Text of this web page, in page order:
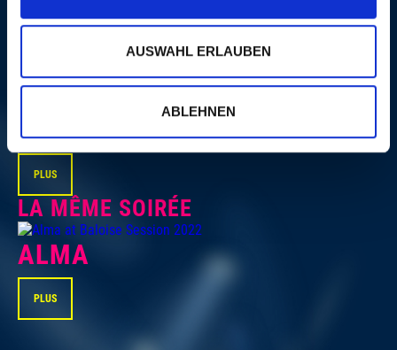
AUSWAHL ERLAUBEN
ABLEHNEN
ONEREPUBLIC dim, 06 nov 2022, 21H15
PLUS
LA MÊME SOIRÉE
ALMA
PLUS